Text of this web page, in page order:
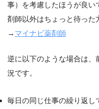
事）を考慮したほうが良い
剤師以外はちょっと待った
→ マイナビ薬剤師
逆に以下のような場合は、
況です。
毎日の同じ仕事の繰り返し